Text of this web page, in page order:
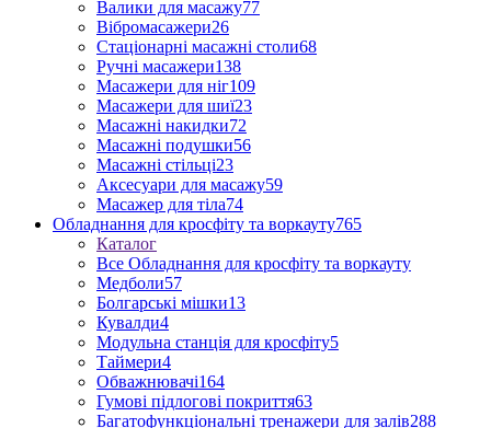
Валики для масажу77
Вібромасажери26
Стаціонарні масажні столи68
Ручні масажери138
Масажери для ніг109
Масажери для шиї23
Масажні накидки72
Масажні подушки56
Масажні стільці23
Аксесуари для масажу59
Масажер для тіла74
Обладнання для кросфіту та воркауту765
Каталог
Все Обладнання для кросфіту та воркауту
Медболи57
Болгарські мішки13
Кувалди4
Модульна станція для кросфіту5
Таймери4
Обважнювачі164
Гумові підлогові покриття63
Багатофункціональні тренажери для залів288